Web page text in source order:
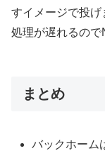
すイメージで投
処理が遅れるので
まとめ
バックホーム